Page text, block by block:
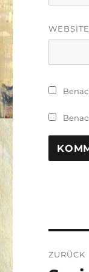
WEBSITE
ZURÜCK